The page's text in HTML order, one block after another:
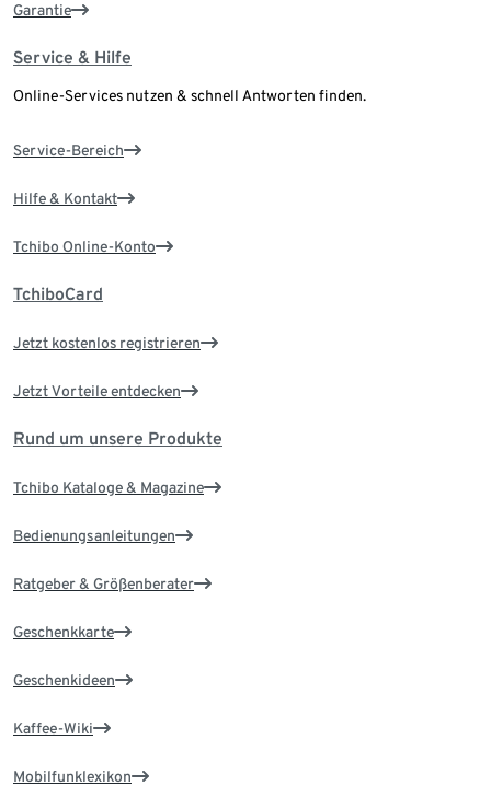
Garantie
Service & Hilfe
Online-Services nutzen & schnell Antworten finden.
Service-Bereich
Hilfe & Kontakt
Tchibo Online-Konto
TchiboCard
Jetzt kostenlos registrieren
Jetzt Vorteile entdecken
Rund um unsere Produkte
Tchibo Kataloge & Magazine
Bedienungsanleitungen
Ratgeber & Größenberater
Geschenkkarte
Geschenkideen
Kaffee-Wiki
Mobilfunklexikon